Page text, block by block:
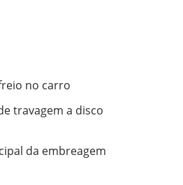
no carro
travagem a disco
da embreagem